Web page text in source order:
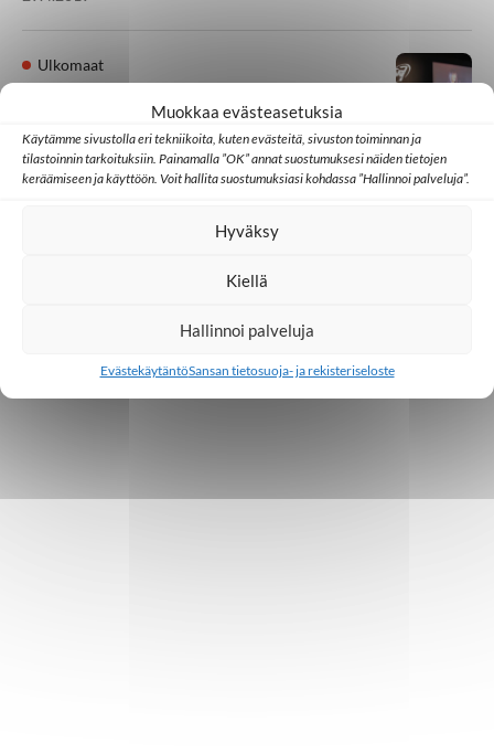
Muokkaa evästeasetuksia
Käytämme sivustolla eri tekniikoita, kuten evästeitä, sivuston toiminnan ja
tilastoinnin tarkoituksiin. Painamalla ”OK” annat suostumuksesi näiden tietojen
keräämiseen ja käyttöön. Voit hallita suostumuksiasi kohdassa ”Hallinnoi palveluja”.
Hyväksy
Kiellä
Hallinnoi palveluja
EvästekäytäntöSansan tietosuoja- ja rekisteriseloste
Ulkomaat
900 katsojaa ottaa yhteyttä
15.4.2019